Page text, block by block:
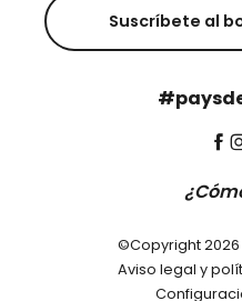
Suscríbete al
©Copyright
Aviso legal y